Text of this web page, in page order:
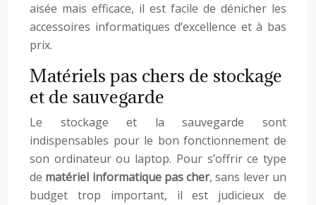
aisée mais efficace, il est facile de dénicher les
accessoires informatiques d’excellence et à bas
prix.
Matériels pas chers de stockage
et de sauvegarde
Le stockage et la sauvegarde sont
indispensables pour le bon fonctionnement de
son ordinateur ou laptop. Pour s’offrir ce type
de matériel informatique pas cher, sans lever un
budget trop important, il est judicieux de